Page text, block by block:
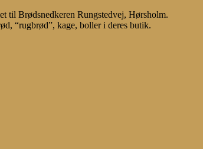
til Brødsnedkeren Rungstedvej, Hørsholm.
“rugbrød”, kage, boller i deres butik.